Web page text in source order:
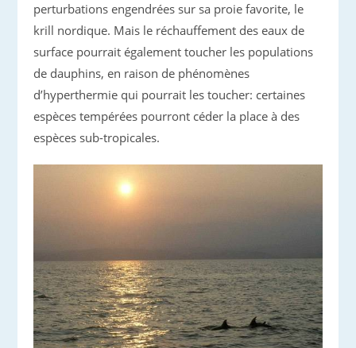
perturbations engendrées sur sa proie favorite, le
krill nordique. Mais le réchauffement des eaux de
surface pourrait également toucher les populations
de dauphins, en raison de phénomènes
d’hyperthermie qui pourrait les toucher: certaines
espèces tempérées pourront céder la place à des
espèces sub-tropicales.